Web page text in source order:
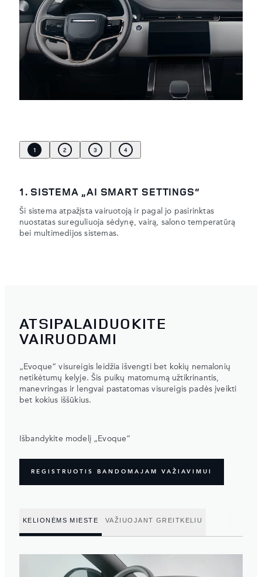
1 2 3 4
1. SISTEMA „AI SMART SETTINGS“
Ši sistema atpažįsta vairuotoją ir pagal jo pasirinktas
nuostatas sureguliuoja sėdynę, vairą, salono temperatūrą
bei multimedijos sistemas.
ATSIPALAIDUOKITE
VAIRUODAMI
„Evoque“ visureigis leidžia išvengti bet kokių nemalonių
netikėtumų kelyje. Šis puikų matomumą užtikrinantis,
manevringas ir lengvai pastatomas visureigis padės įveikti
bet kokius iššūkius.
Išbandykite modelį „Evoque“
REGISTRUOTIS BANDOMAJAM VAŽIAVIMUI
KELIONĖMS MIESTE VAŽIUOJANT GREITKELIU